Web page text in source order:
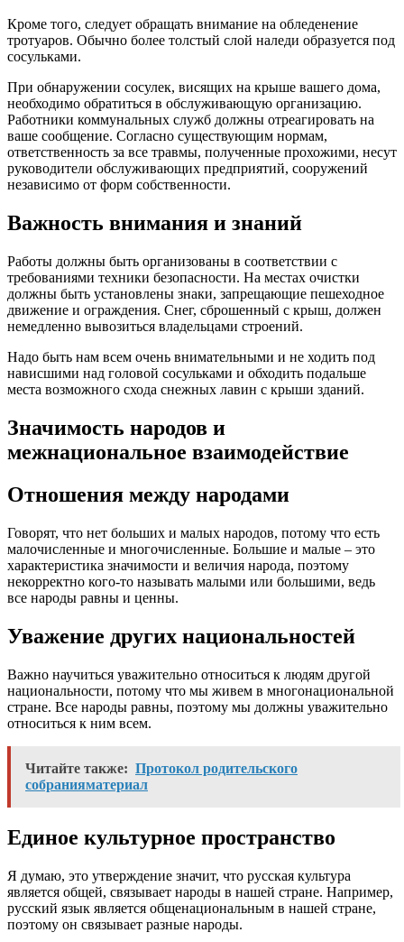
Кроме того, следует обращать внимание на обледенение
тротуаров. Обычно более толстый слой наледи образуется под
сосульками.
При обнаружении сосулек, висящих на крыше вашего дома,
необходимо обратиться в обслуживающую организацию.
Работники коммунальных служб должны отреагировать на
ваше сообщение. Согласно существующим нормам,
ответственность за все травмы, полученные прохожими, несут
руководители обслуживающих предприятий, сооружений
независимо от форм собственности.
Важность внимания и знаний
Работы должны быть организованы в соответствии с
требованиями техники безопасности. На местах очистки
должны быть установлены знаки, запрещающие пешеходное
движение и ограждения. Снег, сброшенный с крыш, должен
немедленно вывозиться владельцами строений.
Надо быть нам всем очень внимательными и не ходить под
нависшими над головой сосульками и обходить подальше
места возможного схода снежных лавин с крыши зданий.
Значимость народов и
межнациональное взаимодействие
Отношения между народами
Говорят, что нет больших и малых народов, потому что есть
малочисленные и многочисленные. Большие и малые – это
характеристика значимости и величия народа, поэтому
некорректно кого-то называть малыми или большими, ведь
все народы равны и ценны.
Уважение других национальностей
Важно научиться уважительно относиться к людям другой
национальности, потому что мы живем в многонациональной
стране. Все народы равны, поэтому мы должны уважительно
относиться к ним всем.
Читайте также: Протокол родительского
собранияматериал
Единое культурное пространство
Я думаю, это утверждение значит, что русская культура
является общей, связывает народы в нашей стране. Например,
русский язык является общенациональным в нашей стране,
поэтому он связывает разные народы.